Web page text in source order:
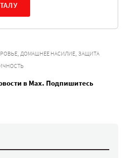
, ДОМАШНЕЕ НАСИЛИЕ, ЗАЩИТА
в Max. Подпишитесь